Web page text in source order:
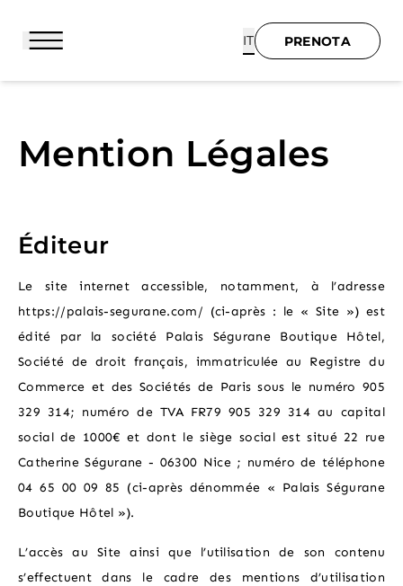
IT PRENOTA
PRENOTA
HOTEL E SERVIZI
SUITES
CATHERINE
OFFERTE SPECIALI
IL QUARTIERE
POSIZIONE
GALLERIA DI FOTO
Mention Légales
Éditeur
Le site internet accessible, notamment, à l’adresse
https://palais-segurane.com/ (ci-après : le « Site ») est
édité par la société Palais Ségurane Boutique Hôtel,
Société de droit français, immatriculée au Registre du
Commerce et des Sociétés de Paris sous le numéro 905
329 314; numéro de TVA FR79 905 329 314 au capital
social de 1000€ et dont le siège social est situé 22 rue
Catherine Ségurane - 06300 Nice ; numéro de téléphone
04 65 00 09 85 (ci-après dénommée « Palais Ségurane
Boutique Hôtel »).
L’accès au Site ainsi que l’utilisation de son contenu
s’effectuent dans le cadre des mentions d’utilisation